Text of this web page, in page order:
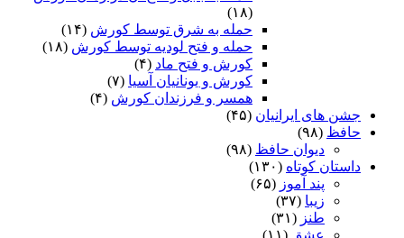
(۱۸)
حمله به شرق توسط کورش (۱۴)
حمله و فتح لودیه توسط کورش (۱۸)
کورش و فتح ماد (۴)
کورش و یونانیان آسیا (۷)
همسر و فرزندان کورش (۴)
جشن های ایرانیان (۴۵)
حافظ (۹۸)
دیوان حافظ (۹۸)
داستان کوتاه (۱۳۰)
پند آموز (۶۵)
زیبا (۳۷)
طنز (۳۱)